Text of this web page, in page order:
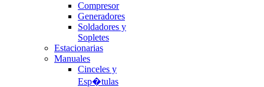
Compresor
Generadores
Soldadores y
Sopletes
Estacionarias
Manuales
Cinceles y
Esp�tulas